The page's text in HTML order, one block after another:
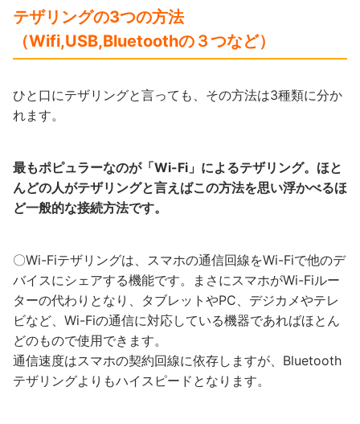
テザリングの3つの方法
（Wifi,USB,Bluetoothの３つなど）
ひと口にテザリングと言っても、その方法は3種類に分か
れます。
最もポピュラーなのが「Wi-Fi」によるテザリング。ほと
んどの人がテザリングと言えばこの方法を思い浮かべるほ
ど一般的な接続方法です。
〇Wi-Fiテザリングは、スマホの通信回線をWi-Fiで他のデ
バイスにシェアする機能です。まさにスマホがWi-Fiルー
ターの代わりとなり、タブレットやPC、デジカメやテレ
ビなど、Wi-Fiの通信に対応している機器であればほとん
どのもので使用できます。
通信速度はスマホの契約回線に依存しますが、Bluetooth
テザリングよりもハイスピードとなります。